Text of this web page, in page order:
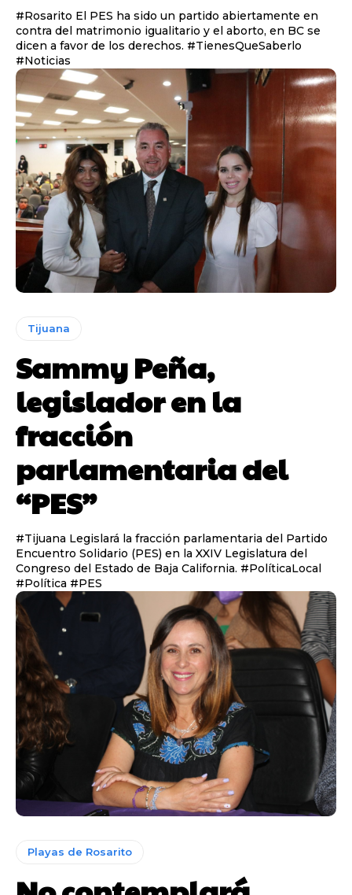
#Rosarito El PES ha sido un partido abiertamente en
contra del matrimonio igualitario y el aborto, en BC se
dicen a favor de los derechos. #TienesQueSaberlo
#Noticias
Tijuana
Sammy Peña,
legislador en la
fracción
parlamentaria del
“PES”
#Tijuana Legislará la fracción parlamentaria del Partido
Encuentro Solidario (PES) en la XXIV Legislatura del
Congreso del Estado de Baja California. #PolíticaLocal
#Política #PES
Playas de Rosarito